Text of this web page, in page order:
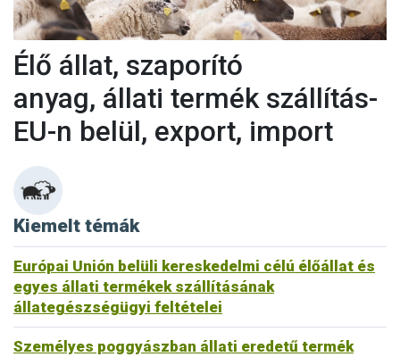
Élő állat, szaporító
anyag, állati termék szállítás-
EU-n belül, export, import
Kiemelt témák
Európai Unión belüli kereskedelmi célú élőállat és
egyes állati termékek szállításának
állategészségügyi feltételei
Személyes poggyászban állati eredetű termék